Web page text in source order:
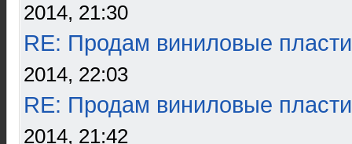
2014, 21:30
RE: Продам виниловые
2014, 22:03
RE: Продам виниловые
2014, 21:42